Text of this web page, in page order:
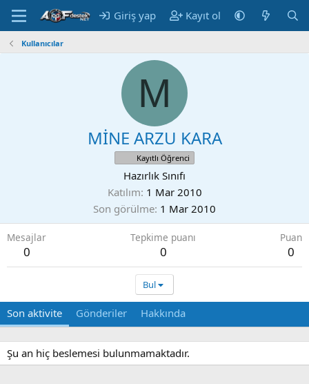
Giriş yap Kayıt ol
Kullanıcılar
M
MİNE ARZU KARA
Kayıtlı Öğrenci
Hazırlık Sınıfı
Katılım 1 Mar 2010
Son görülme 1 Mar 2010
Mesajlar
0
Tepkime puanı
0
Puan
0
Bul
Son aktivite Gönderiler Hakkında
Şu an hiç beslemesi bulunmamaktadır.